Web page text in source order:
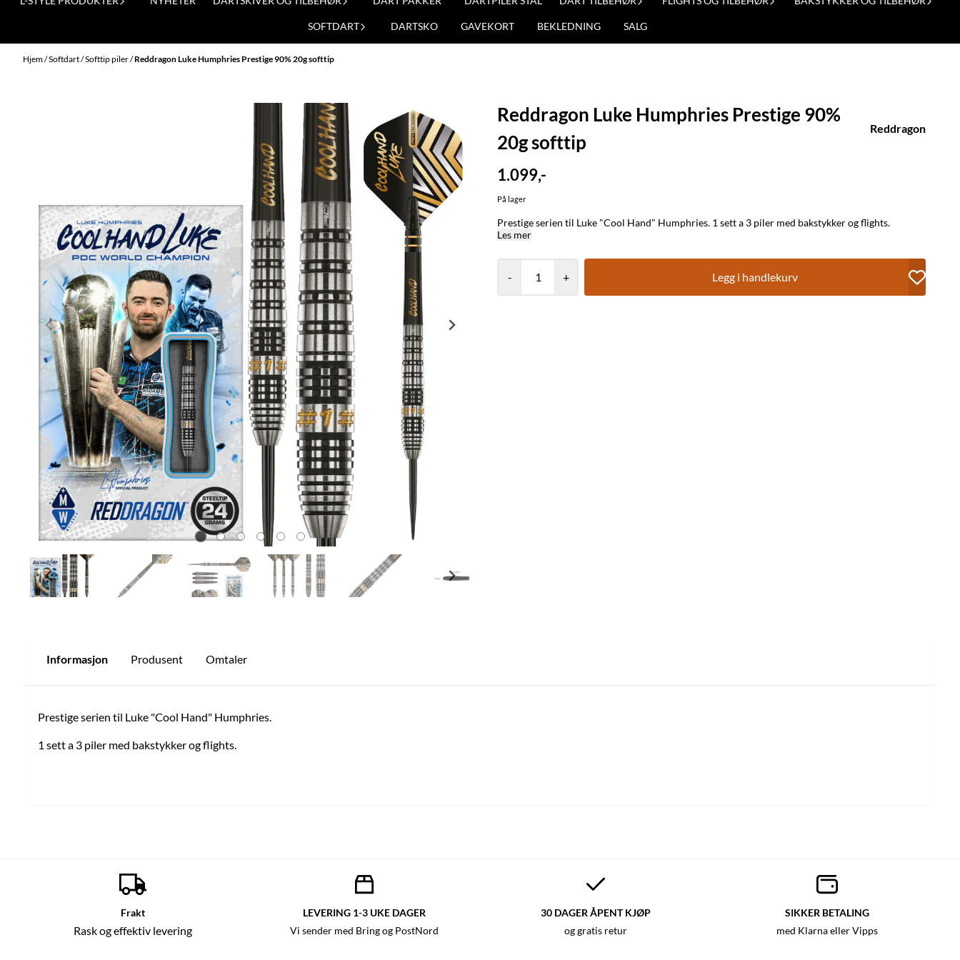
SOFTDART DARTSKO GAVEKORT BEKLEDNING SALG
Hjem/Softdart/Softtip piler/Reddragon Luke Humphries Prestige 90% 20g softtip
Reddragon Luke Humphries Prestige 90%
20g softtip
Reddragon
1.099,-
På lager
Prestige serien til Luke "Cool Hand" Humphries. 1 sett a 3 piler med bakstykker og flights.
Les mer
- + Legg i handlekurv
Informasjon Produsent Omtaler
Prestige serien til Luke "Cool Hand" Humphries.
1 sett a 3 piler med bakstykker og flights.
Frakt
Rask og effektiv levering
LEVERING 1-3 UKE DAGER
Vi sender med Bring og PostNord
30 DAGER ÅPENT KJØP
og gratis retur
SIKKER BETALING
med Klarna eller Vipps